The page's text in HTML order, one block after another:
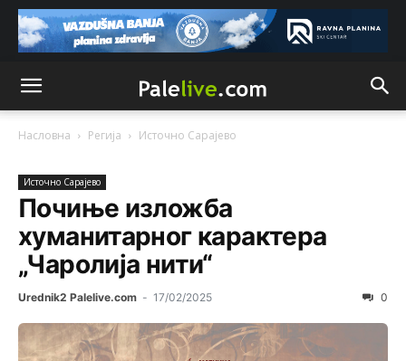
Насловна Регија Источно Сарајево
Источно Сарајево
Почиње изложба
хуманитарног карактера
„Чаролија нити“
Urednik2 Palelive.com - 17/02/2025 0